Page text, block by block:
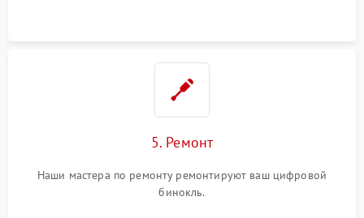
5. Ремонт
Наши мастера по ремонту ремонтируют ваш цифровой
бинокль.